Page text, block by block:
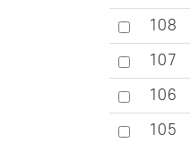
108
107
106
105